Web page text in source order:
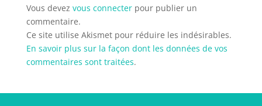
Vous devez vous connecterpour publier un
commentaire.
Ce site utilise Akismet pour réduire les indésirables.
En savoir plus sur la façon dont les données de vos
commentaires sont traitées.